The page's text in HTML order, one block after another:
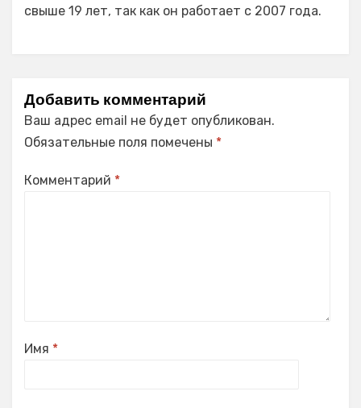
свыше 19 лет, так как он работает с 2007 года.
Добавить комментарий
Ваш адрес email не будет опубликован.
Обязательные поля помечены *
Комментарий *
Имя *